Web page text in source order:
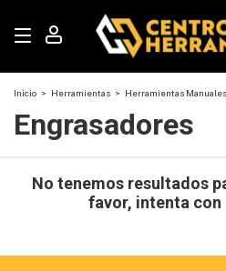
Inicio > Herramientas > Herramientas Manuales
Engrasadores
No tenemos resultados
favor, intenta